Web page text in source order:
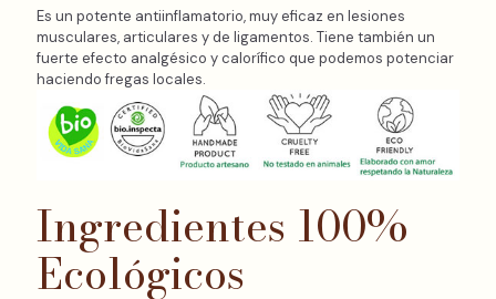
Es un potente antiinflamatorio, muy eficaz en lesiones
musculares, articulares y de ligamentos. Tiene también un
fuerte efecto analgésico y calorífico que podemos potenciar
haciendo fregas locales.
Ingredientes 100%
Ecológicos